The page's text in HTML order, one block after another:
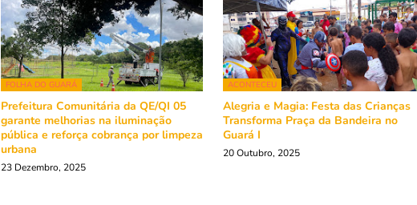
FOLHA DO GUARÁ
Prefeitura Comunitária da QE/QI 05
garante melhorias na iluminação
pública e reforça cobrança por limpeza
urbana
23 Dezembro, 2025
ACONTECEU
Alegria e Magia: Festa das Crianças
Transforma Praça da Bandeira no
Guará I
20 Outubro, 2025